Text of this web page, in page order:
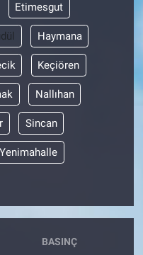
Etimesgut
Haymana
Keçiören
Nallıhan
Sincan
Yenimahalle
BASINÇ